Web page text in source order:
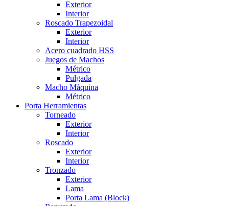
Exterior
Interior
Roscado Trapezoidal
Exterior
Interior
Acero cuadrado HSS
Juegos de Machos
Métrico
Pulgada
Macho Máquina
Métrico
Porta Herramientas
Torneado
Exterior
Interior
Roscado
Exterior
Interior
Tronzado
Exterior
Lama
Porta Lama (Block)